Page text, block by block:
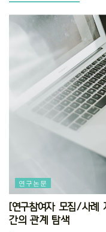
연구논문
[연구참여자 모집/사례
간의 관계 탐색